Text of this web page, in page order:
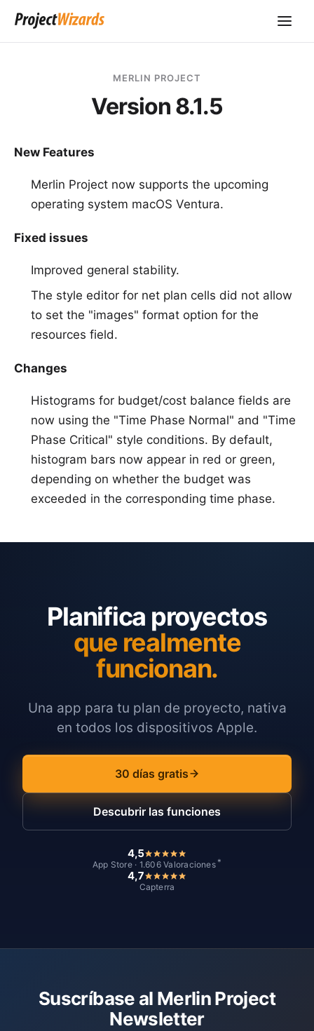
MERLIN PROJECT
Version 8.1.5
New Features
Merlin Project now supports the upcoming
operating system macOS Ventura.
Fixed issues
Improved general stability.
The style editor for net plan cells did not allow
to set the "images" format option for the
resources field.
Changes
Histograms for budget/cost balance fields are
now using the "Time Phase Normal" and "Time
Phase Critical" style conditions. By default,
histogram bars now appear in red or green,
depending on whether the budget was
exceeded in the corresponding time phase.
Planifica proyectos
que realmente
funcionan.
Una app para tu plan de proyecto, nativa
en todos los dispositivos Apple.
30 días gratis
Descubrir las funciones
4,5
App Store · 1.606 Valoraciones *
4,7
Capterra
Suscríbase al Merlin Project
Newsletter